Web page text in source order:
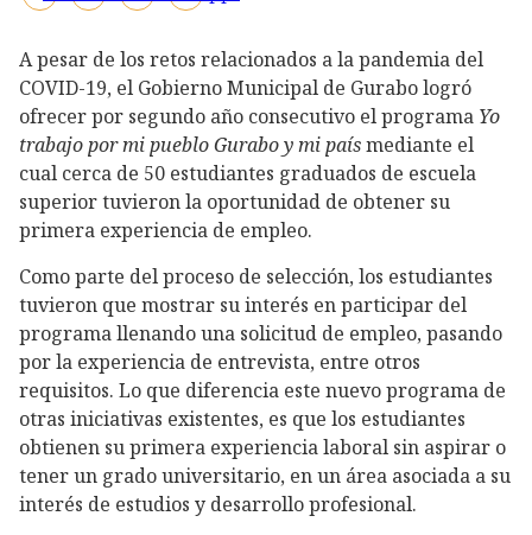
A pesar de los retos relacionados a la pandemia del
COVID-19, el Gobierno Municipal de Gurabo logró
ofrecer por segundo año consecutivo el programa Yo
trabajo por mi pueblo Gurabo y mi paísmediante el
cual cerca de 50 estudiantes graduados de escuela
superior tuvieron la oportunidad de obtener su
primera experiencia de empleo.
Como parte del proceso de selección, los estudiantes
tuvieron que mostrar su interés en participar del
programa llenando una solicitud de empleo, pasando
por la experiencia de entrevista, entre otros
requisitos. Lo que diferencia este nuevo programa de
otras iniciativas existentes, es que los estudiantes
obtienen su primera experiencia laboral sin aspirar o
tener un grado universitario, en un área asociada a su
interés de estudios y desarrollo profesional.